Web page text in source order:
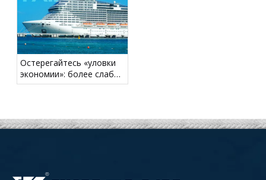
Остерегайтесь «уловки
экономии»: более слабый
швартовочный хвост